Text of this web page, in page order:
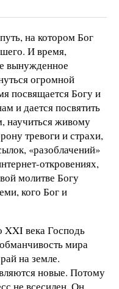
на котором Бог
И время,
вынужденное
огромной
посвящается Богу и
и дается посвятить
живому
тревоги и страхи,
«разоблачений»
откровениях,
молитве Богу
кого Бог и
века Господь
мира
на земле.
новые. Потому
не всесилен. Он,